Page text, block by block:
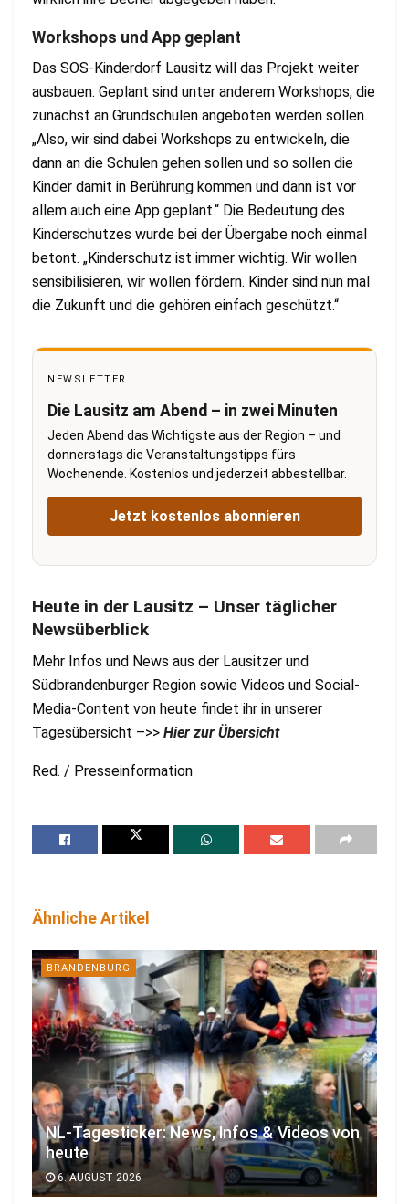
Workshops und App geplant
Das SOS-Kinderdorf Lausitz will das Projekt weiter
ausbauen. Geplant sind unter anderem Workshops, die
zunächst an Grundschulen angeboten werden sollen.
„Also, wir sind dabei Workshops zu entwickeln, die
dann an die Schulen gehen sollen und so sollen die
Kinder damit in Berührung kommen und dann ist vor
allem auch eine App geplant.“ Die Bedeutung des
Kinderschutzes wurde bei der Übergabe noch einmal
betont. „Kinderschutz ist immer wichtig. Wir wollen
sensibilisieren, wir wollen fördern. Kinder sind nun mal
die Zukunft und die gehören einfach geschützt.“
NEWSLETTER
Die Lausitz am Abend – in zwei Minuten
Jeden Abend das Wichtigste aus der Region – und
donnerstags die Veranstaltungstipps fürs
Wochenende. Kostenlos und jederzeit abbestellbar.
Jetzt kostenlos abonnieren
Heute in der Lausitz – Unser täglicher
Newsüberblick
Mehr Infos und News aus der Lausitzer und
Südbrandenburger Region sowie Videos und Social-
Media-Content von heute findet ihr in unserer
Tagesübersicht –>> Hier zur Übersicht
Red. / Presseinformation
Ähnliche Artikel
BRANDENBURG
NL-Tagesticker: News, Infos & Videos von
heute
6. AUGUST 2026